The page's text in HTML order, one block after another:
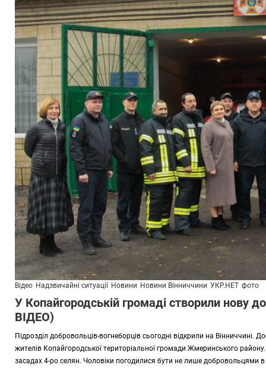
Відео Надзвичайні ситуації Новини Новини Вінниччини УКР.НЕТ фото
У Копайгородській громаді створили нову
ВІДЕО)
Підрозділ добровольців-вогнеборців сьогодні відкрили на
жителів Копайгородської територіальної громади Жмеринського
засадах 4-ро селян. Чоловіки погодилися бути не лише добровольцями